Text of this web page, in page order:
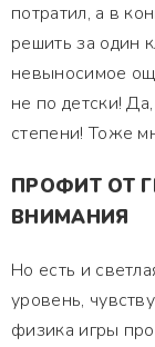
потратил, а в
решить за один
невыносимое
не по детски!
степени! Тоже
ПРОФИТ ОТ
ВНИМАНИЯ
Но есть и
уровень,
физика игры